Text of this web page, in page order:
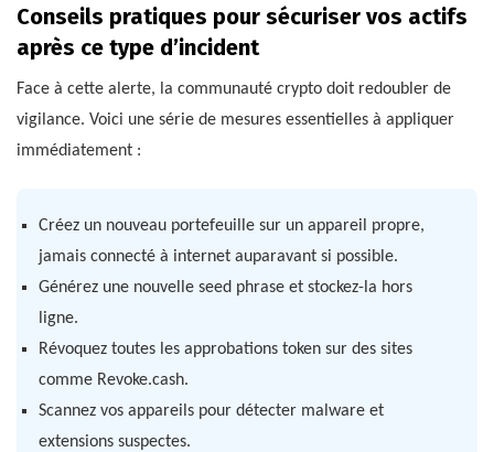
Conseils pratiques pour sécuriser vos actifs
après ce type d’incident
Face à cette alerte, la communauté crypto doit redoubler de
vigilance. Voici une série de mesures essentielles à appliquer
immédiatement :
Créez un nouveau portefeuille sur un appareil propre,
jamais connecté à internet auparavant si possible.
Générez une nouvelle seed phrase et stockez-la hors
ligne.
Révoquez toutes les approbations token sur des sites
comme Revoke.cash.
Scannez vos appareils pour détecter malware et
extensions suspectes.